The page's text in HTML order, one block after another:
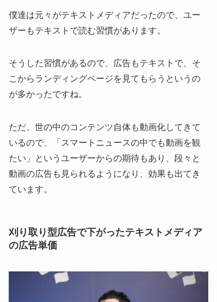
僕達は元々がテキストメディアだったので、ユー
ザーもテキストで読む習慣があります。
そうした習慣があるので、広告もテキストで、そ
こからランディングページを見てもらうというの
が多かったですね。
ただ、世の中のコンテンツ自体も動画化してきて
いるので、「スマートニュースの中でも動画を観
たい」というユーザーからの期待もあり、段々と
動画の広告も見られるようになり、効果も出てき
ています。
刈り取り型広告で下がったテキストメディア
の広告単価